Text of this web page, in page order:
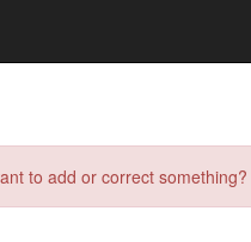
to add or correct something?